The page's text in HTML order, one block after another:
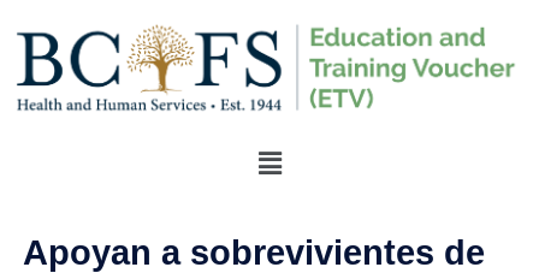
Apoyan a sobrevivientes de